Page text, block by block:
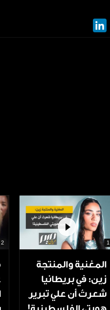
1
المغنية والمنتجة
زين: في بريطانيا
شعرتُ أن علي تبرير
2